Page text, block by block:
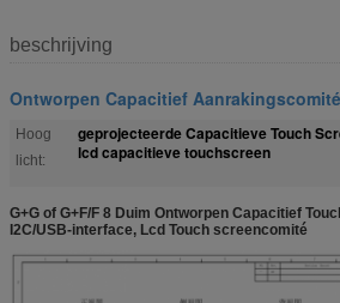
beschrijving
Ontworpen Capacitief Aanrakingscomité
Hoog
licht:
geprojecteerde Capacitieve Touch
lcd capacitieve touchscreen
G+G of G+F/F 8 Duim Ontworpen Capacitief
I2C/USB-interface, Lcd Touch screencomité